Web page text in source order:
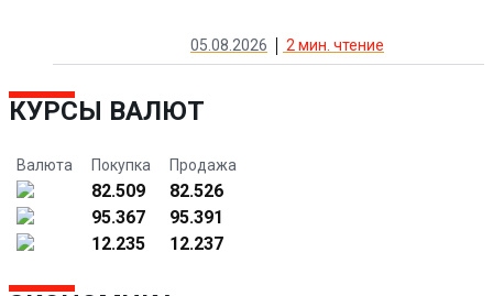
05.08.2026 2 мин. чтение
КУРСЫ ВАЛЮТ
Валюта Покупка Продажа
82.509
82.526
95.367
95.391
12.235
12.237